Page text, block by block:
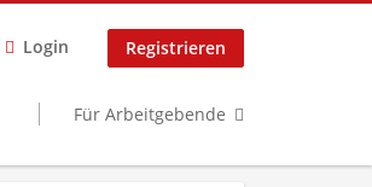
Login Registrieren
Für Arbeitgebende